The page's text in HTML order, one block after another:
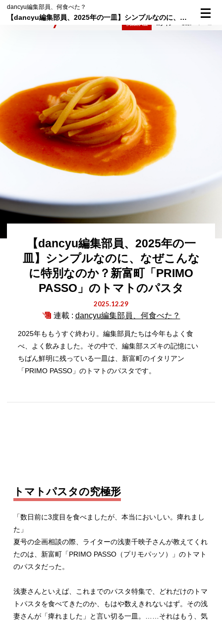
dancyu編集部員、何食べた？
【dancyu編集部員、2025年の一皿】シンプルなのに、なぜこんなに特別なのか？新富町「PRIMO PASSO」のトマトのパスタ
【dancyu編集部員、2025年の一
皿】シンプルなのに、なぜこんな
に特別なのか？新富町「PRIMO
PASSO」のトマトのパスタ
2025.12.29
連載 : dancyu編集部員、何食べた？
2025年ももうすぐ終わり。編集部員たちは今年もよく食
べ、よく飲みました。その中で、編集部スズキの記憶にい
ちばん鮮明に残っている一皿は、新富町のイタリアン
「PRIMO PASSO」のトマトのパスタです。
トマトパスタの究極形
「数日前に3度目を食べましたが、本当においしい。痺れまし
た」
夏号の企画相談の際、ライターの浅妻千映子さんが教えてくれ
たのは、新富町「PRIMO PASSO（プリモパッソ）」のトマト
のパスタだった。
浅妻さんといえば、これまでのパスタ特集で、どれだけのトマ
トパスタを食べてきたのか、もはや数えきれないはず。その浅
妻さんが「痺れました」と言い切る一皿。……それはもう、気